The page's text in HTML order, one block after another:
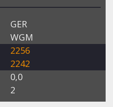
GER
WGM
2256
2242
0,0
2